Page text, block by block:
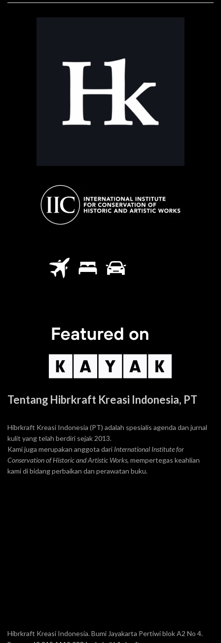
Tentang Hibrkraft Kreasi Indonesia, PT
Hibrkraft Kreasi Indonesia (PT) adalah spesialis agenda dan jurnal
kulit yang telah berdiri sejak 2013.
Kami juga merupakan anggota dari International Institute for
Conservation of Historic and Artistic Works, mempertegas keahlian
kami di bidang perbaikan dan perawatan buku.
Hibrkraft Kreasi Indonesia. Bumi Jayakarta Pertiwi blok A2 No 4.